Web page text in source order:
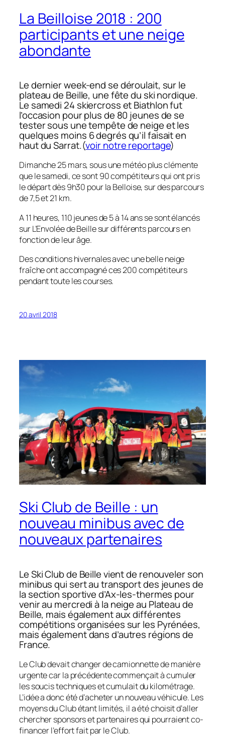
La Beilloise 2018 : 200
participants et une neige
abondante
Le dernier week-end se déroulait, sur le
plateau de Beille, une fête du ski nordique.
Le samedi 24 skiercross et Biathlon fut
l’occasion pour plus de 80 jeunes de se
tester sous une tempête de neige et les
quelques moins 6 degrés qu’il faisait en
haut du Sarrat.(voir notre reportage)
Dimanche 25 mars, sous une météo plus clémente
que le samedi, ce sont 90 compétiteurs qui ont pris
le départ dès 9h30 pour la Belloise, sur des parcours
de 7,5 et 21 km.
A 11 heures, 110 jeunes de 5 à 14 ans se sont élancés
sur L’Envolée de Beille sur différents parcours en
fonction de leur âge.
Des conditions hivernales avec une belle neige
fraîche ont accompagné ces 200 compétiteurs
pendant toute les courses.
20 avril 2018
Ski Club de Beille : un
nouveau minibus avec de
nouveaux partenaires
Le Ski Club de Beille vient de renouveler son
minibus qui sert au transport des jeunes de
la section sportive d’Ax-les-thermes pour
venir au mercredi à la neige au Plateau de
Beille, mais également aux différentes
compétitions organisées sur les Pyrénées,
mais également dans d’autres régions de
France.
Le Club devait changer de camionnette de manière
urgente car la précédente commençait à cumuler
les soucis techniques et cumulait du kilométrage.
L’idée a donc été d’acheter un nouveau véhicule. Les
moyens du Club étant limités, il a été choisit d’aller
chercher sponsors et partenaires qui pourraient co-
financer l’effort fait par le Club.